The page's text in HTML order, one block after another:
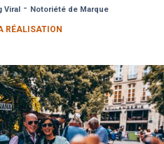
Viral- Notoriété de Marque
RÉALISATION